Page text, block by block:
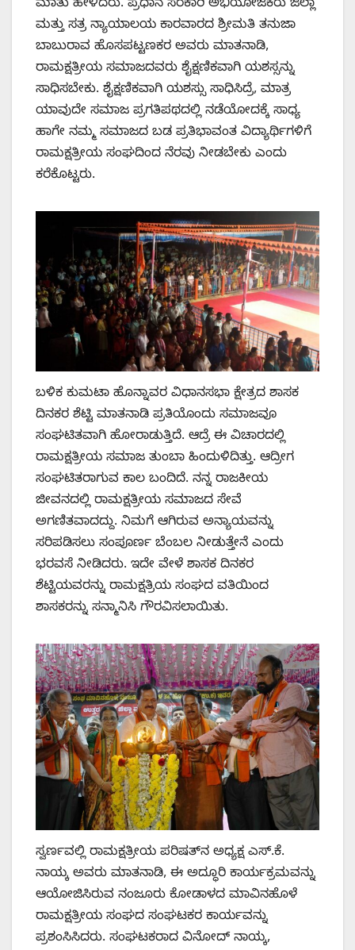
ಮಾತು ಹೇಳಿದರು. ಪ್ರಧಾನ ಸರಕಾರಿ ಅಭಿಯೋಜಕರು ಜಿಲ್ಲಾ
ಮತ್ತು ಸತ್ರ ನ್ಯಾಯಾಲಯ ಕಾರವಾರದ ಶ್ರೀಮತಿ ತನುಜಾ
ಬಾಬುರಾವ ಹೊಸಪಟ್ಟಣಕರ ಅವರು ಮಾತನಾಡಿ,
ರಾಮಕ್ಷತ್ರೀಯ ಸಮಾಜದವರು ಶೈಕ್ಷಣಿಕವಾಗಿ ಯಶಸ್ಸನ್ನು
ಸಾಧಿಸಬೇಕು. ಶೈಕ್ಷಣಿಕವಾಗಿ ಯಶಸ್ಸು ಸಾಧಿಸಿದ್ರೆ, ಮಾತ್ರ
ಯಾವುದೇ ಸಮಾಜ ಪ್ರಗತಿಪಥದಲ್ಲಿ ನಡೆಯೋದಕ್ಕೆ ಸಾಧ್ಯ
ಹಾಗೇ ನಮ್ಮ ಸಮಾಜದ ಬಡ ಪ್ರತಿಭಾವಂತ ವಿದ್ಯಾರ್ಥಿಗಳಿಗೆ
ರಾಮಕ್ಷತ್ರೀಯ ಸಂಘದಿಂದ ನೆರವು ನೀಡಬೇಕು ಎಂದು
ಕರೆಕೊಟ್ಟರು.
ಬಳಿಕ ಕುಮಟಾ ಹೊನ್ನಾವರ ವಿಧಾನಸಭಾ ಕ್ಷೇತ್ರದ ಶಾಸಕ
ದಿನಕರ ಶೆಟ್ಟಿ ಮಾತನಾಡಿ ಪ್ರತಿಯೊಂದು ಸಮಾಜವೂ
ಸಂಘಟಿತವಾಗಿ ಹೋರಾಡುತ್ತಿದೆ. ಆದ್ರೆ ಈ ವಿಚಾರದಲ್ಲಿ
ರಾಮಕ್ಷತ್ರೀಯ ಸಮಾಜ ತುಂಬಾ ಹಿಂದುಳಿದಿತ್ತು. ಆದ್ರೀಗ
ಸಂಘಟಿತರಾಗುವ ಕಾಲ ಬಂದಿದೆ. ನನ್ನ ರಾಜಕೀಯ
ಜೀವನದಲ್ಲಿ ರಾಮಕ್ಷತ್ರೀಯ ಸಮಾಜದ ಸೇವೆ
ಅಗಣಿತವಾದದ್ದು. ನಿಮಗೆ ಆಗಿರುವ ಅನ್ಯಾಯವನ್ನು
ಸರಿಪಡಿಸಲು ಸಂಪೂರ್ಣ ಬೆಂಬಲ ನೀಡುತ್ತೇನೆ ಎಂದು
ಭರವಸೆ ನೀಡಿದರು. ಇದೇ ವೇಳೆ ಶಾಸಕ ದಿನಕರ
ಶೆಟ್ಟಿಯವರನ್ನು ರಾಮಕ್ಷತ್ರಿಯ ಸಂಘದ ವತಿಯಿಂದ
ಶಾಸಕರನ್ನು ಸನ್ಮಾನಿಸಿ ಗೌರವಿಸಲಾಯಿತು.
ಸ್ವರ್ಣವಲ್ಲಿ ರಾಮಕ್ಷತ್ರೀಯ ಪರಿಷತ್‌ನ ಅಧ್ಯಕ್ಷ ಎಸ್‌.ಕೆ.
ನಾಯ್ಕ ಅವರು ಮಾತನಾಡಿ, ಈ ಅದ್ಧೂರಿ ಕಾರ್ಯಕ್ರಮವನ್ನು
ಆಯೋಜಿಸಿರುವ ನಂಜೂರು ಕೋಡಾಳದ ಮಾವಿನಹೊಳೆ
ರಾಮಕ್ಷತ್ರೀಯ ಸಂಘದ ಸಂಘಟಕರ ಕಾರ್ಯವನ್ನು
ಪ್ರಶಂಸಿಸಿದರು. ಸಂಘಟಕರಾದ ವಿನೋದ್‌ ನಾಯ್ಕ,